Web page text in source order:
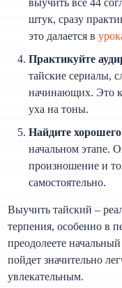
выучить все 44
штук, сразу
это далается в
Практикуйте
тайские сериалы,
начинающих. Это
уха на тоны.
Найдите
начальном этапе.
произношение и
самостоятельно.
Выучить тайский –
терпения, особенно в
преодолеете
пойдет значительно
увлекательным.